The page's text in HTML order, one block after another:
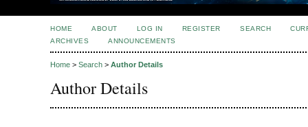
HOME ABOUT LOG IN REGISTER SEARCH
ARCHIVES
ANNOUNCEMENTS
Home > Search > Author Details
Author Details